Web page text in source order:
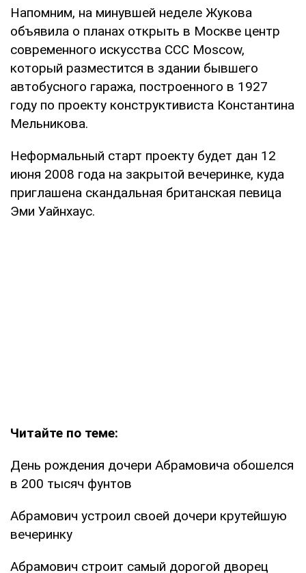
Напомним, на минувшей неделе Жукова
объявила о планах открыть в Москве центр
современного искусства CCC Moscow,
который разместится в здании бывшего
автобусного гаража, построенного в 1927
году по проекту конструктивиста Константина
Мельникова.
Неформальный старт проекту будет дан 12
июня 2008 года на закрытой вечеринке, куда
приглашена скандальная британская певица
Эми Уайнхаус.
Читайте по теме:
День рождения дочери Абрамовича обошелся
в 200 тысяч фунтов
Абрамович устроил своей дочери крутейшую
вечеринку
Абрамович строит самый дорогой дворец